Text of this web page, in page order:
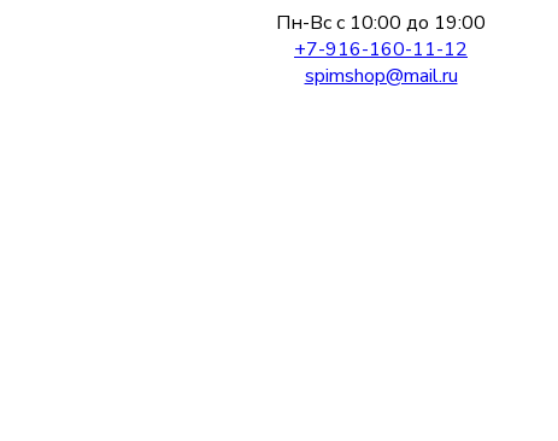
Пн-Вс с 10:00 до 19:00
+7-916-160-11-12
spimshop@mail.ru